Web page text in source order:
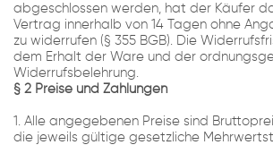
abgeschlossen werden, hat der Käufer
Vertrag innerhalb von 14 Tagen ohne
zu widerrufen (§ 355 BGB). Die
dem Erhalt der Ware und der
Widerrufsbelehrung.
§ 2 Preise und Zahlungen
1. Alle angegebenen Preise sind
die jeweils gültige gesetzliche